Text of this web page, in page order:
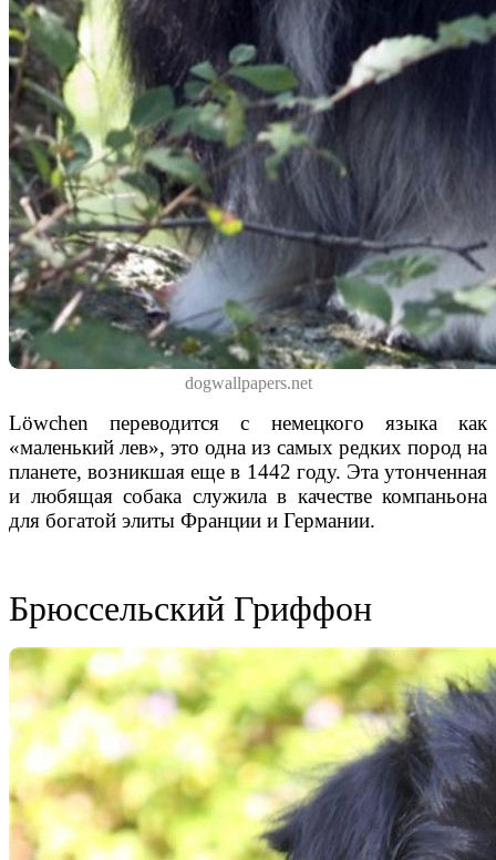
dogwallpapers.net
Löwchen переводится с немецкого языка как
«маленький лев», это одна из самых редких пород на
планете, возникшая еще в 1442 году. Эта утонченная
и любящая собака служила в качестве компаньона
для богатой элиты Франции и Германии.
Брюссельский Гриффон